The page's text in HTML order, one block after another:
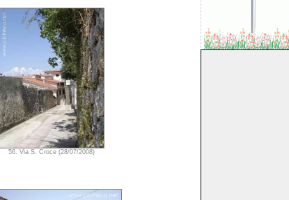
56. Via S. Croce (28/07/2008)